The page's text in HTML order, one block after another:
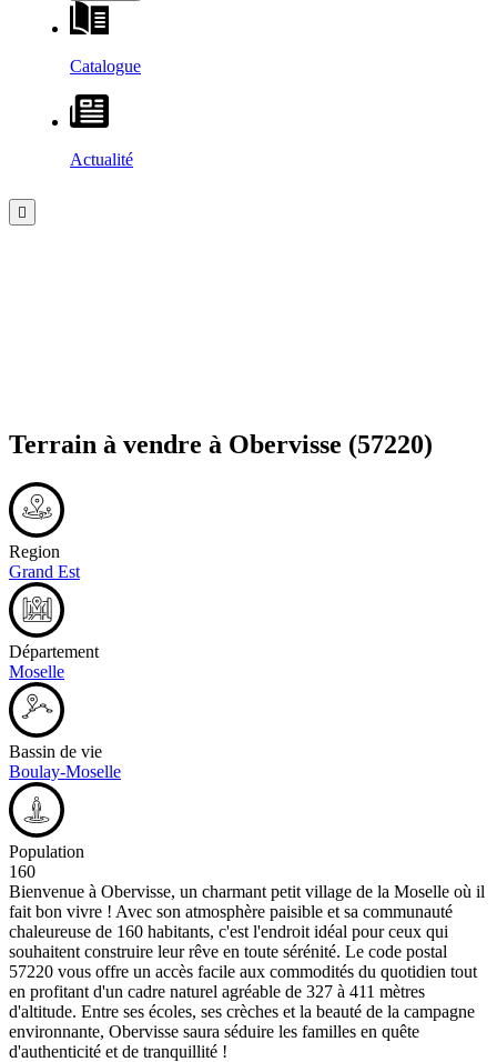
Catalogue
Actualité
Terrain à vendre à Obervisse (57220)
Region
Grand Est
Département
Moselle
Bassin de vie
Boulay-Moselle
Population
160
Bienvenue à Obervisse, un charmant petit village de la Moselle où il
fait bon vivre ! Avec son atmosphère paisible et sa communauté
chaleureuse de 160 habitants, c'est l'endroit idéal pour ceux qui
souhaitent construire leur rêve en toute sérénité. Le code postal
57220 vous offre un accès facile aux commodités du quotidien tout
en profitant d'un cadre naturel agréable de 327 à 411 mètres
d'altitude. Entre ses écoles, ses crèches et la beauté de la campagne
environnante, Obervisse saura séduire les familles en quête
d'authenticité et de tranquillité !